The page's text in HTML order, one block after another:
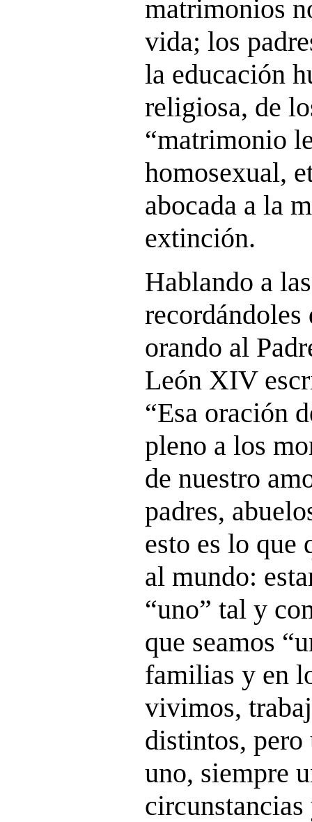
matrimonios
vida; los
la educación
religiosa, de
“matrimonio
homosexual,
abocada a la
extinción.
Hablando a
recordándoles
orando al
León XIV
“Esa oración
pleno a los
de nuestro
padres,
esto es lo que
al mundo:
“uno” tal y
que seamos
familias y en
vivimos,
distintos, pero
uno, siempre